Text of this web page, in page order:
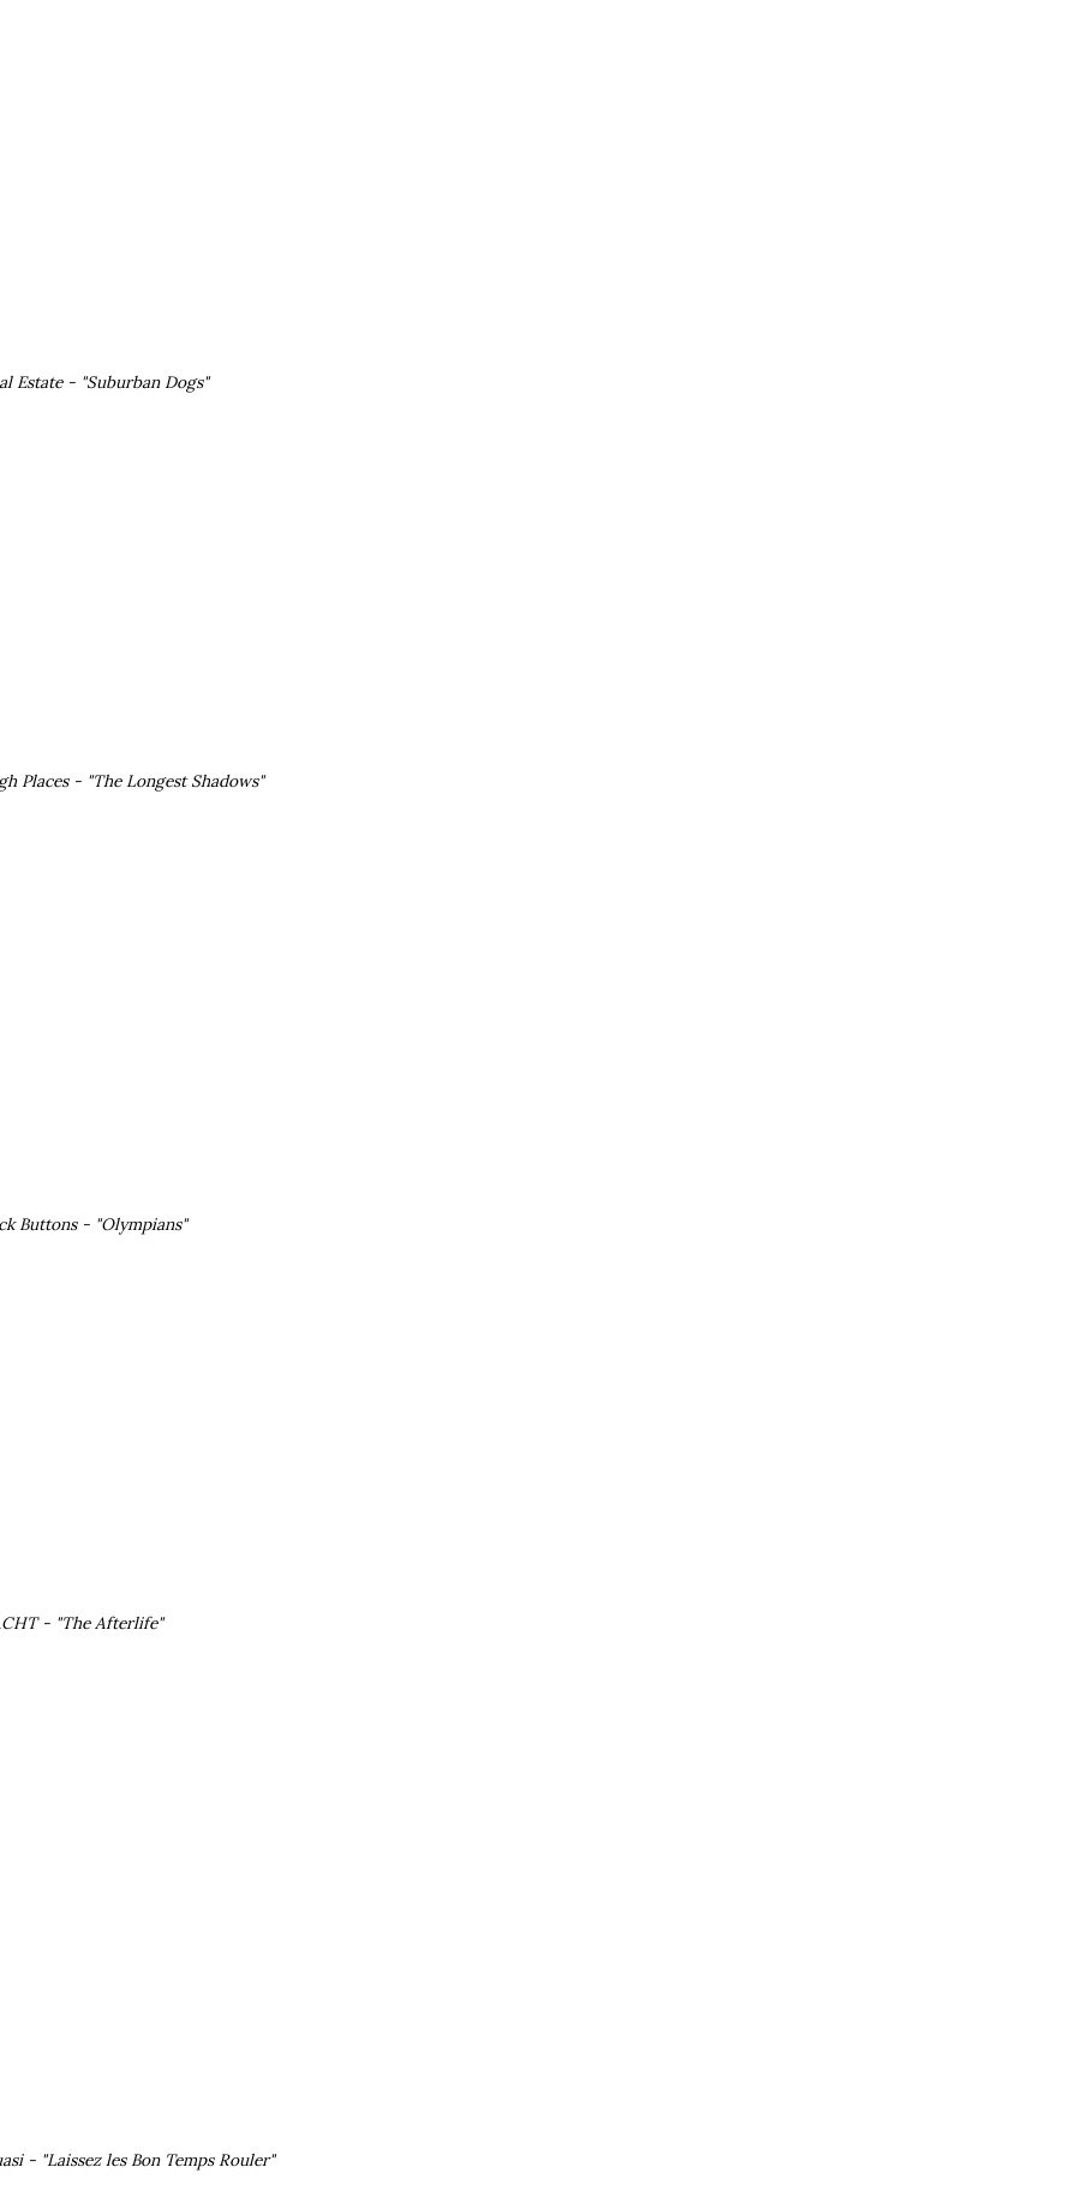
Estate - "Suburban Dogs"
Places - "The Longest Shadows"
Buttons - "Olympians"
- "The Afterlife"
- "Laissez les Bon Temps Rouler"